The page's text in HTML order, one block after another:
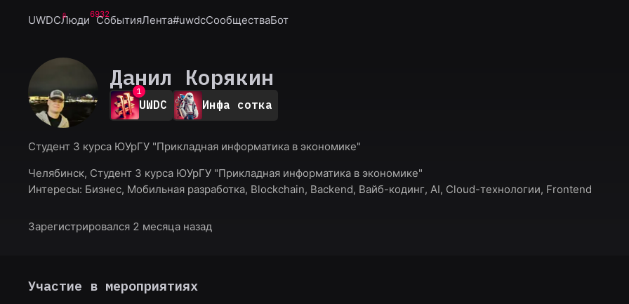
UWDCЛюди6932
СобытияЛента#uwdcСообществаБот
Данил Корякин
0
1
2
3
5
7
8
UWDC Инфа сотка
Студент 3 курса ЮУрГУ "Прикладная информатика в экономике"
Челябинск, Студент 3 курса ЮУрГУ "Прикладная информатика в экономике"
Интересы: Бизнес, Мобильная разработка, Blockchain, Backend, Вайб-кодинг, AI, Cloud-технологии, Frontend
Зарегистрировался 2 месяца назад
Участие в мероприятиях